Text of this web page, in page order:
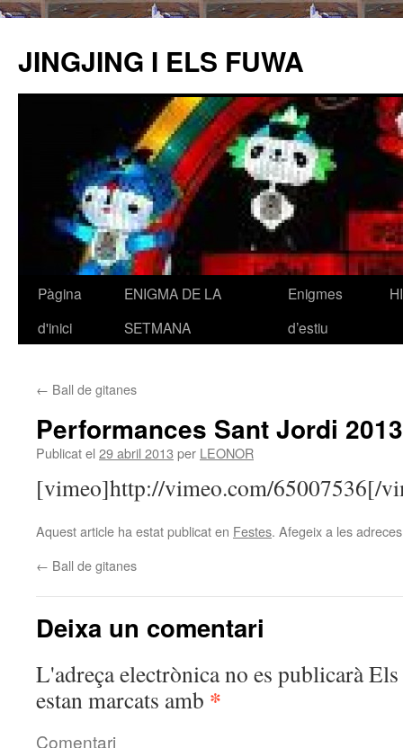
JINGJING I ELS FUWA
Vés
Pàgina
d'inici
ENIGMA DE LA
SETMANA
Enigmes
d’estiu
← Ball de gitanes
Performances Sant Jordi 2013
Publicat el 29 abril 2013 per LEONOR
[vimeo]http://vimeo.com/65007536[/
Aquest article ha estat publicat en Festes. Afegeix a les
← Ball de gitanes
Deixa un comentari
L'adreça electrònica no es publicaràEls
estan marcats amb *
Comentari